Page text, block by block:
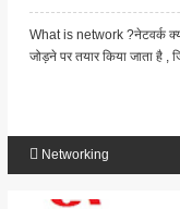
What is network ?नेटवर्क
जोड़ने पर तयार किया जाता है ,
Networking